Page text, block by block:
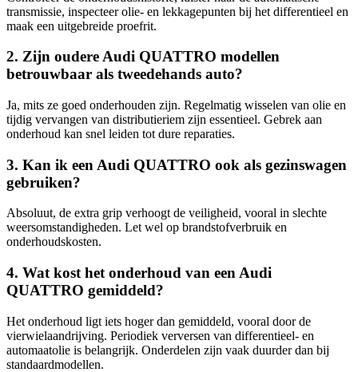
transmissie, inspecteer olie- en lekkagepunten bij het differentieel en
maak een uitgebreide proefrit.
2. Zijn oudere Audi QUATTRO modellen
betrouwbaar als tweedehands auto?
Ja, mits ze goed onderhouden zijn. Regelmatig wisselen van olie en
tijdig vervangen van distributieriem zijn essentieel. Gebrek aan
onderhoud kan snel leiden tot dure reparaties.
3. Kan ik een Audi QUATTRO ook als gezinswagen
gebruiken?
Absoluut, de extra grip verhoogt de veiligheid, vooral in slechte
weersomstandigheden. Let wel op brandstofverbruik en
onderhoudskosten.
4. Wat kost het onderhoud van een Audi
QUATTRO gemiddeld?
Het onderhoud ligt iets hoger dan gemiddeld, vooral door de
vierwielaandrijving. Periodiek verversen van differentieel- en
automaatolie is belangrijk. Onderdelen zijn vaak duurder dan bij
standaardmodellen.